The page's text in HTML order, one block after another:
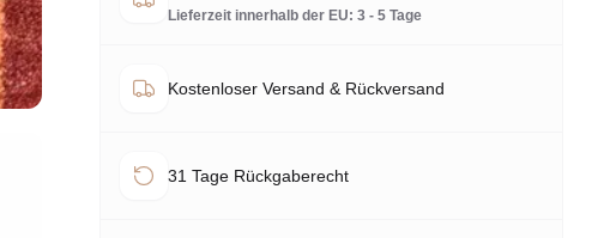
Lieferzeit innerhalb der EU: 3 - 5 Tage
Kostenloser Versand & Rückversand
31 Tage Rückgaberecht